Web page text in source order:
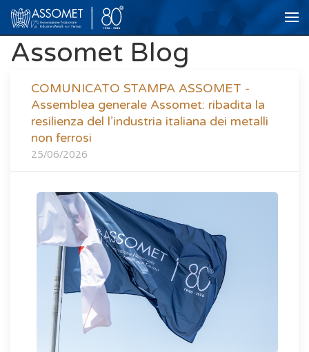
Assomet Blog
COMUNICATO STAMPA ASSOMET -
Assemblea generale Assomet: ribadita la
resilienza del l’industria italiana dei metalli
non ferrosi
25/06/2026